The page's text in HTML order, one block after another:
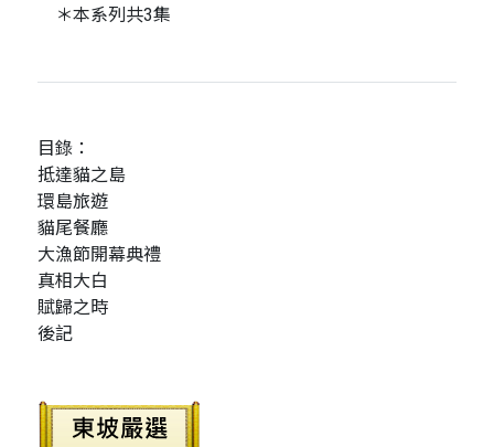
＊本系列共3集
目錄：
抵達貓之島
環島旅遊
貓尾餐廳
大漁節開幕典禮
真相大白
賦歸之時
後記